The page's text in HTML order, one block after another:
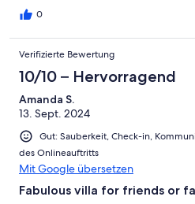
0
Verifizierte Bewertung
10/10 – Hervorragend
Amanda S.
13. Sept. 2024
Gut: Sauberkeit, Check-in,
des Onlineauftritts
Mit Google übersetzen
Fabulous villa for friends or